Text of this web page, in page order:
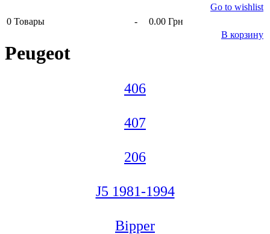
Go to wishlist
0 Товары -
0.00 Грн
В корзину
Peugeot
406
407
206
J5 1981-1994
Bipper